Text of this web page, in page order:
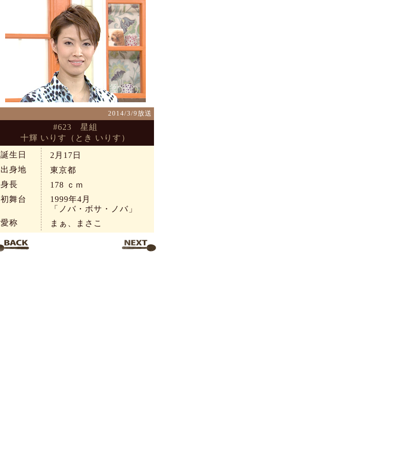
2014/3/9放送
#623 星組
十輝 いりす（とき いりす）
誕生日
2月17日
出身地
東京都
身長
178 ｃｍ
初舞台
1999年4月
「ノバ・ボサ・ノバ」
愛称
まぁ、まさこ